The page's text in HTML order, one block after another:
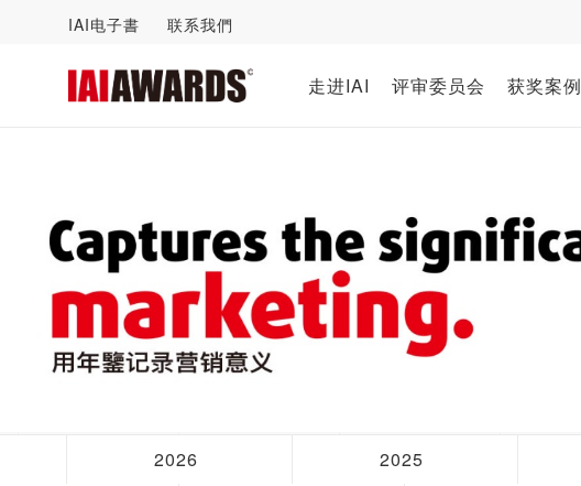
IAI电子書 联系我們
走进IAI 评审委员会 获奖案例
2026 2025